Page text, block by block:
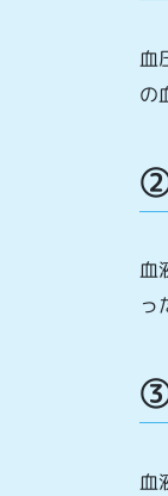
血
の
血
っ
血